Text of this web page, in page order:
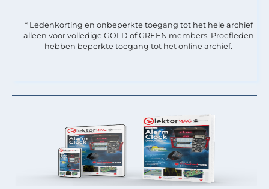
* Ledenkorting en onbeperkte toegang tot het hele archief
alleen voor volledige GOLD of GREEN members. Proefleden
hebben beperkte toegang tot het online archief.